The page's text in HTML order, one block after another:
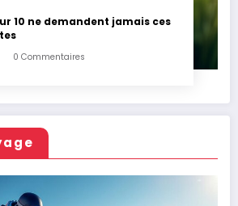
10 ne demandent jamais ces
0 Commentaires